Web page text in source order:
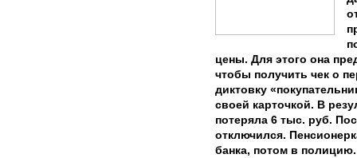
цены. Для этого она
чтобы получить чек о
диктовку
своей карточкой. В
потеряла 6 тыс. руб.
отключился.
банка, потом в